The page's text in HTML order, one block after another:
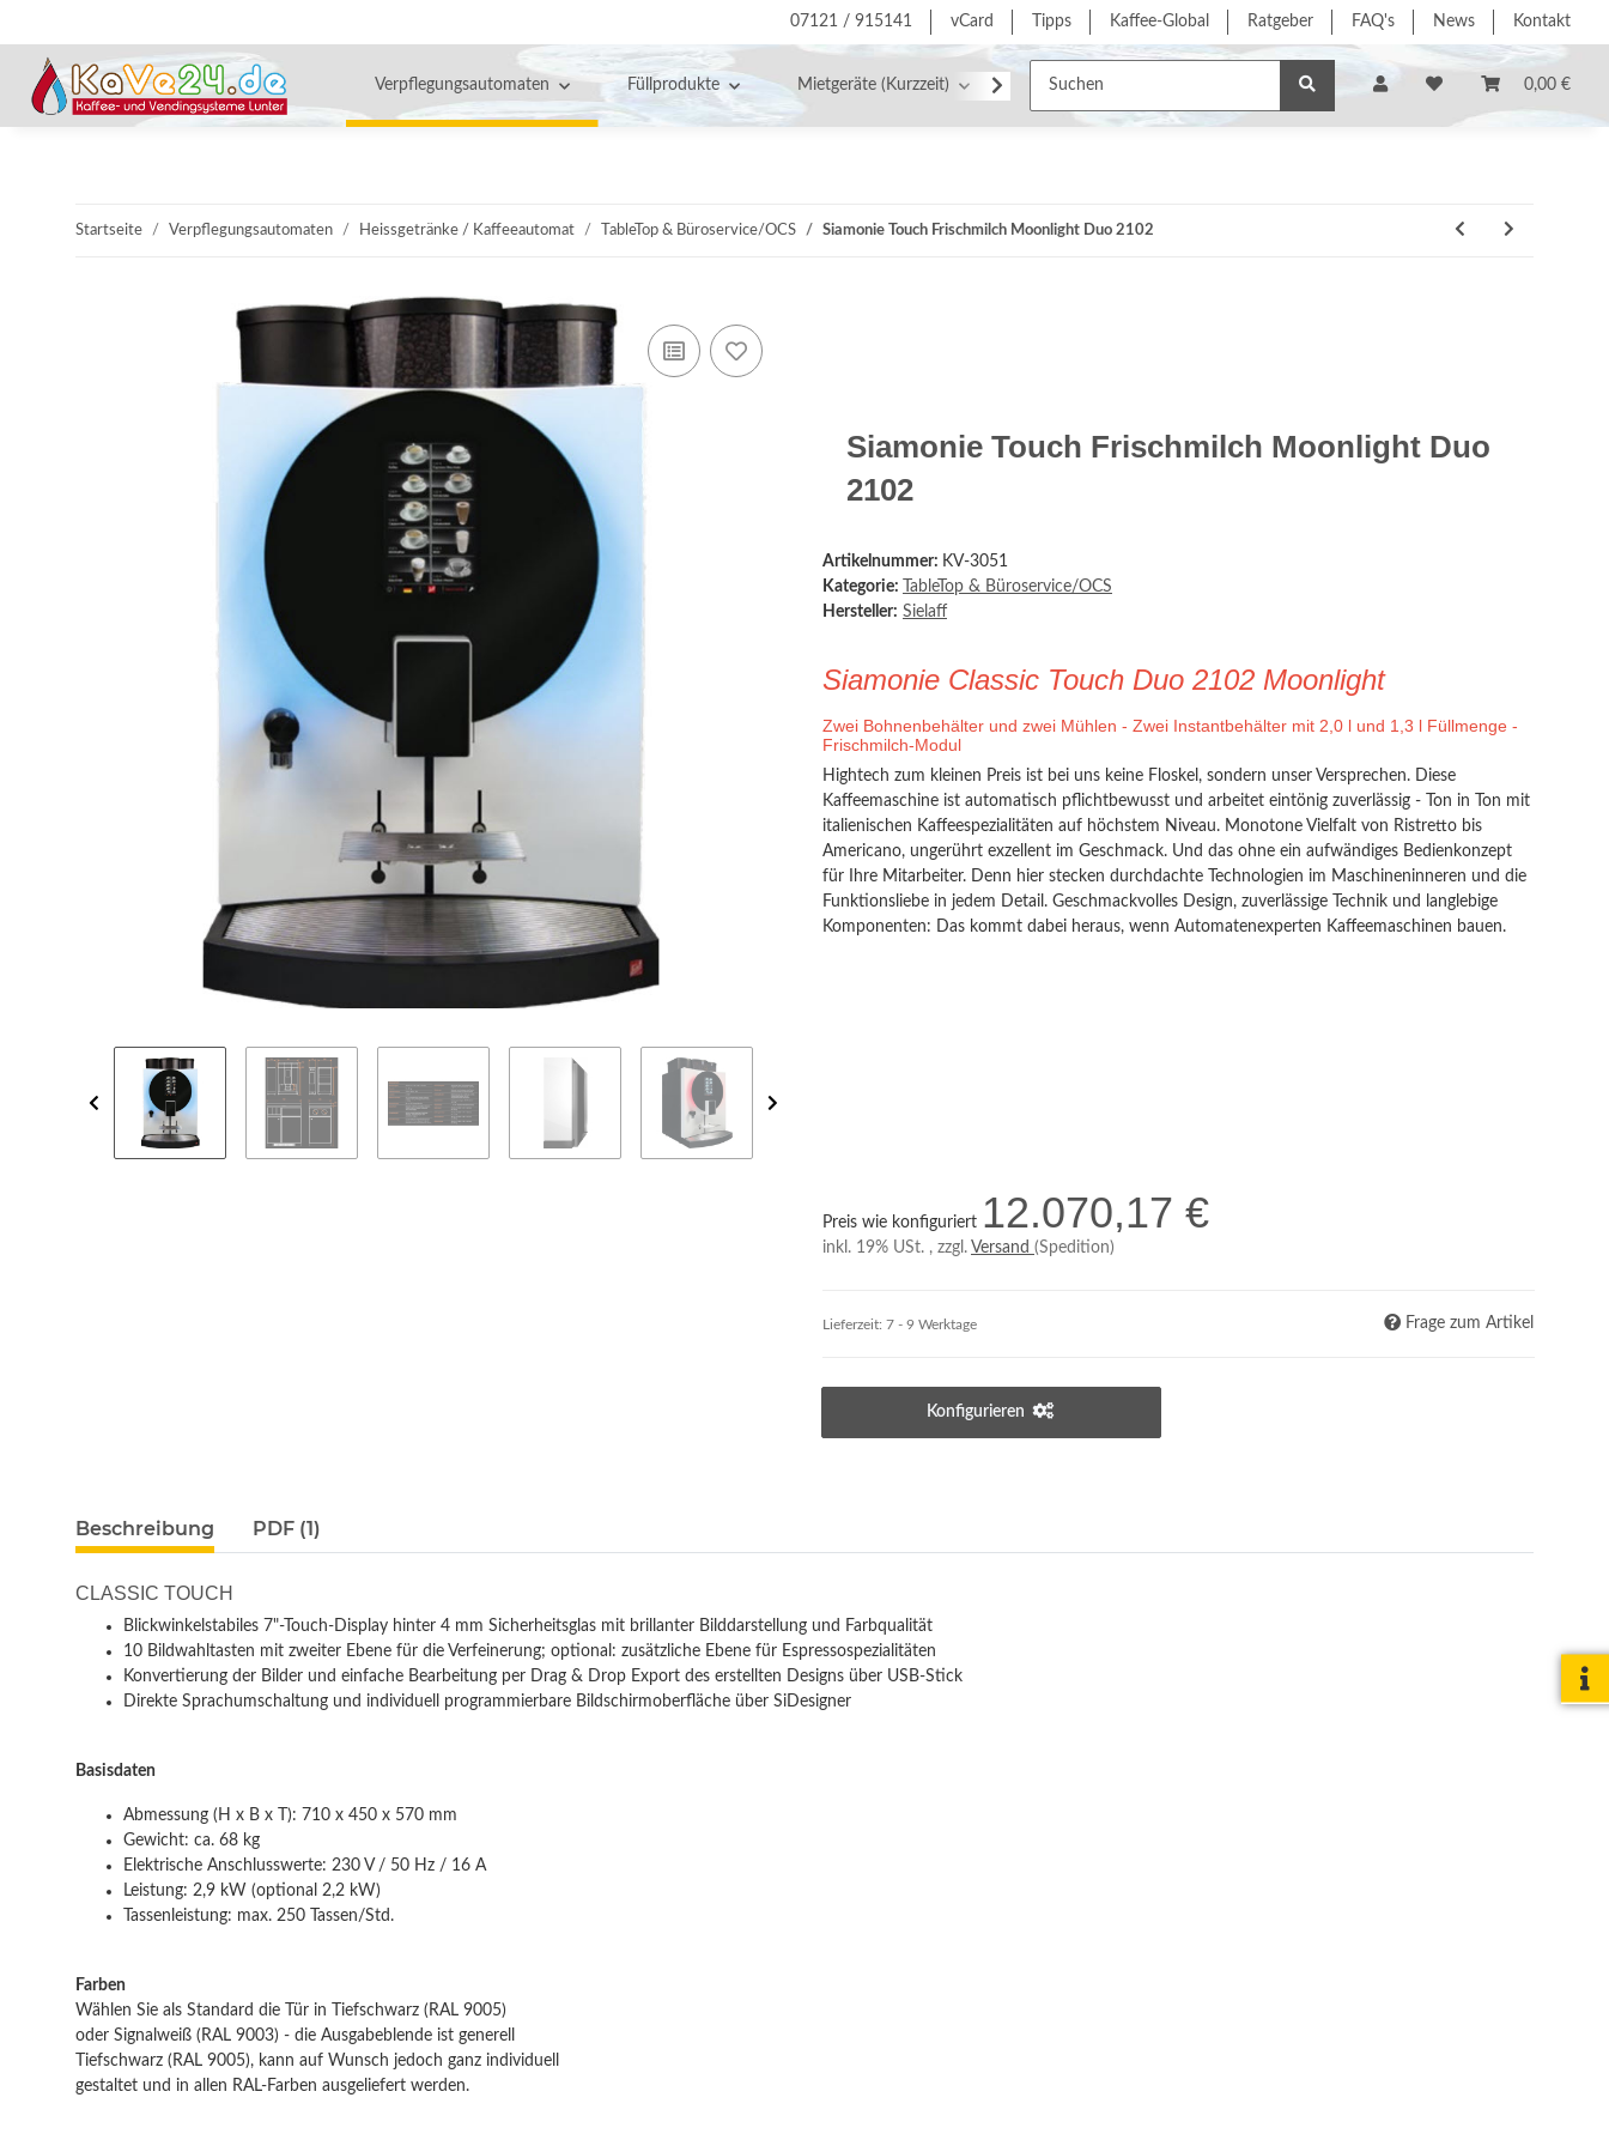
07121 / 915141 vCard Tipps Kaffee-Global Ratgeber FAQ's News Kontakt
0,00 €
Verpflegungsautomaten Füllprodukte Mietgeräte (Kurzzeit) Service/Dienstleistung % Sonderangebote % Hersteller
Startseite Verpflegungsautomaten Heissgetränke / Kaffeeautomat TableTop & Büroservice/OCS Siamonie Touch Frischmilch Moonlight Duo 2102
Siamonie Touch Frischmilch Moonlight Duo
2102
Artikelnummer: KV-3051
Kategorie:
TableTop & Büroservice/OCS
Hersteller: Sielaff
Siamonie Classic Touch Duo 2102 Moonlight
Zwei Bohnenbehälter und zwei Mühlen - Zwei Instantbehälter mit 2,0 l und 1,3 l Füllmenge -
Frischmilch-Modul
Hightech zum kleinen Preis ist bei uns keine Floskel, sondern unser Versprechen. Diese
Kaffeemaschine ist automatisch pflichtbewusst und arbeitet eintönig zuverlässig - Ton in Ton mit
italienischen Kaffeespezialitäten auf höchstem Niveau. Monotone Vielfalt von Ristretto bis
Americano, ungerührt exzellent im Geschmack. Und das ohne ein aufwändiges Bedienkonzept
für Ihre Mitarbeiter. Denn hier stecken durchdachte Technologien im Maschineninneren und die
Funktionsliebe in jedem Detail. Geschmackvolles Design, zuverlässige Technik und langlebige
Komponenten: Das kommt dabei heraus, wenn Automatenexperten Kaffeemaschinen bauen.
Preis wie konfiguriert 12.070,17 €
inkl. 19% USt. , zzgl. Versand (Spedition)
Lieferzeit: 7 - 9 Werktage Frage zum Artikel
Konfigurieren
Beschreibung PDF (1)
CLASSIC TOUCH
Blickwinkelstabiles 7"-Touch-Display hinter 4 mm Sicherheitsglas mit brillanter Bilddarstellung und Farbqualität
10 Bildwahltasten mit zweiter Ebene für die Verfeinerung; optional: zusätzliche Ebene für Espressospezialitäten
Konvertierung der Bilder und einfache Bearbeitung per Drag & Drop Export des erstellten Designs über USB-Stick
Direkte Sprachumschaltung und individuell programmierbare Bildschirmoberfläche über SiDesigner
Basisdaten
Abmessung (H x B x T): 710 x 450 x 570 mm
Gewicht: ca. 68 kg
Elektrische Anschlusswerte: 230 V / 50 Hz / 16 A
Leistung: 2,9 kW (optional 2,2 kW)
Tassenleistung: max. 250 Tassen/Std.
Farben
Wählen Sie als Standard die Tür in Tiefschwarz (RAL 9005)
oder Signalweiß (RAL 9003) - die Ausgabeblende ist generell
Tiefschwarz (RAL 9005), kann auf Wunsch jedoch ganz individuell
gestaltet und in allen RAL-Farben ausgeliefert werden.